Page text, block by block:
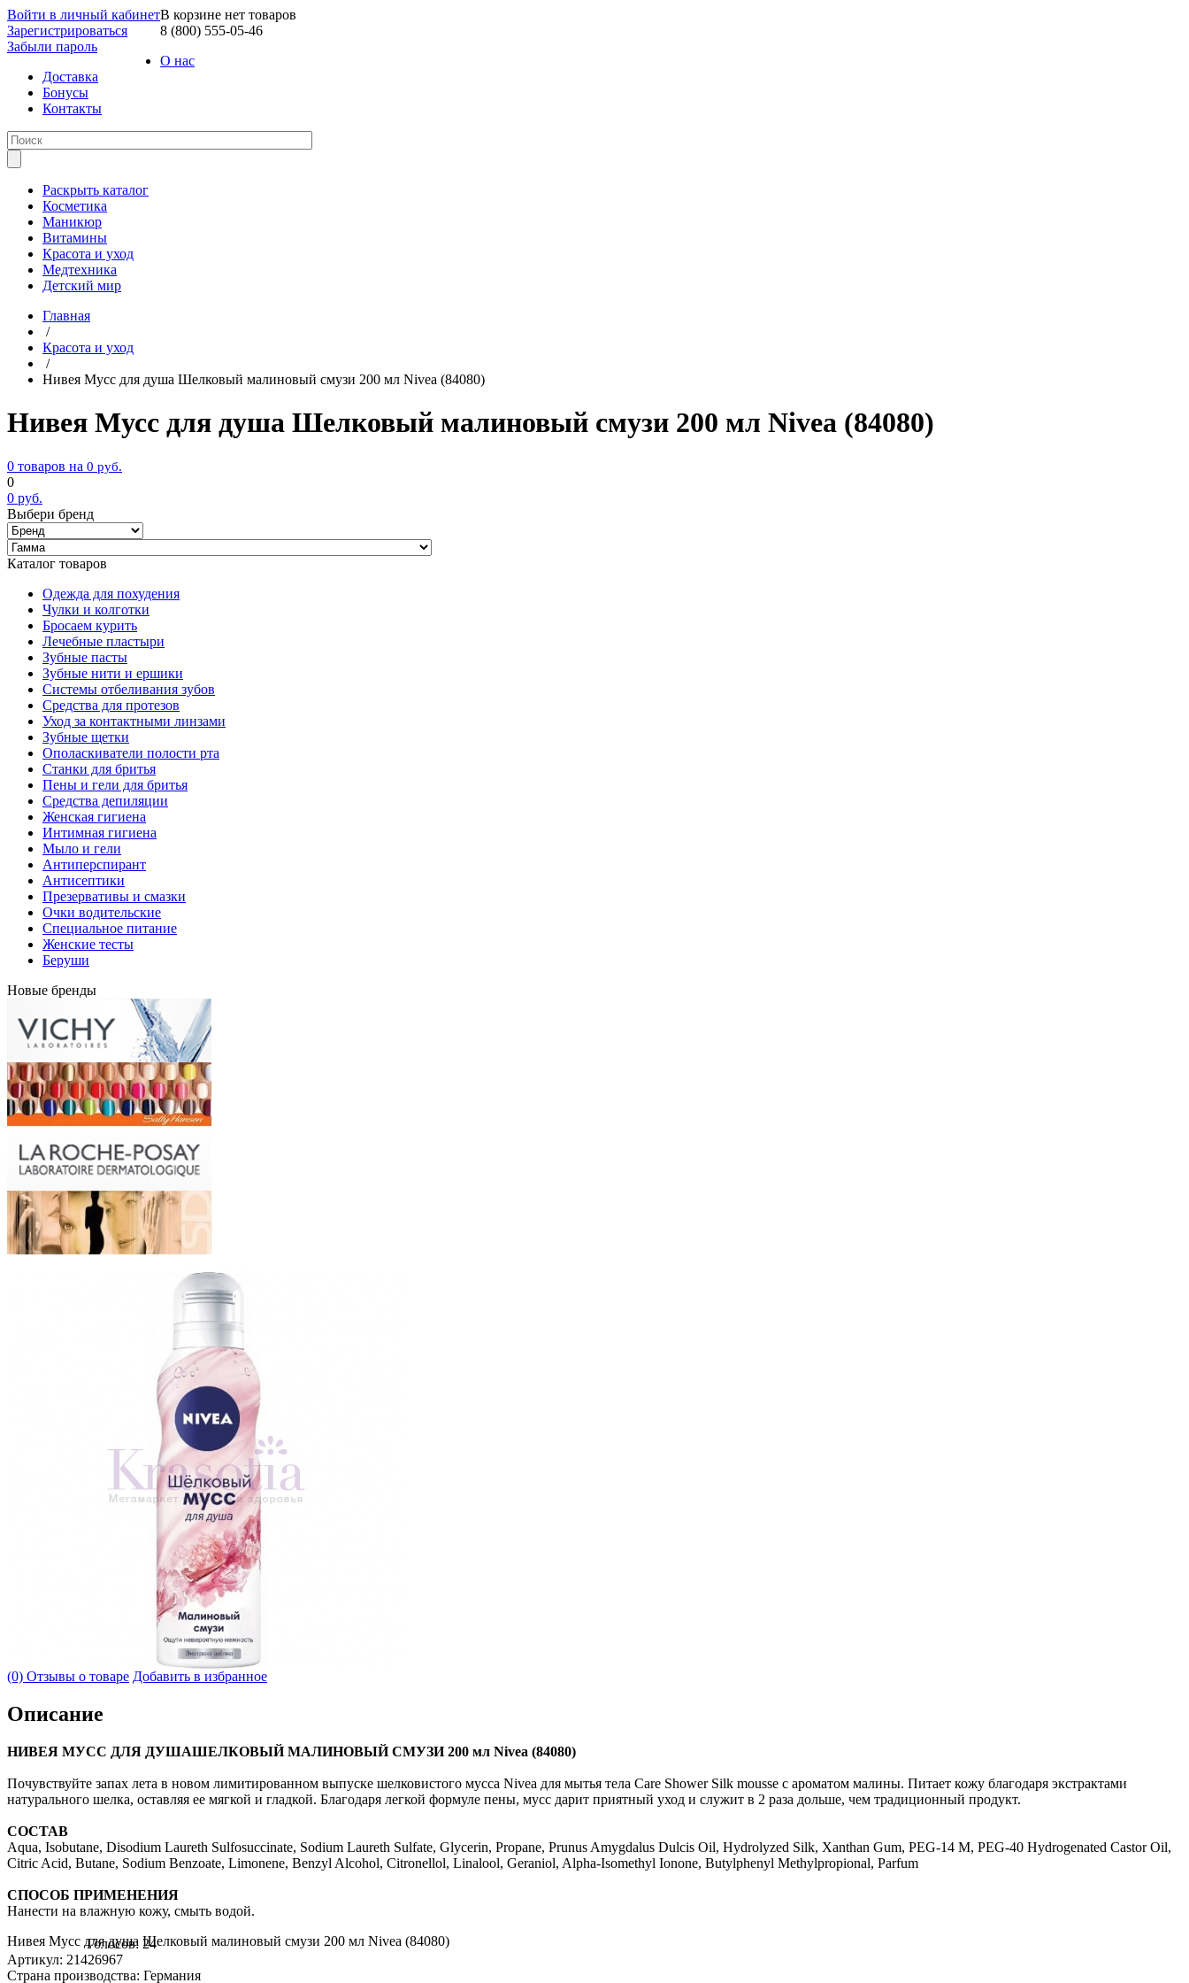
Войти в личный кабинет
Зарегистрироваться
Забыли пароль
В корзине нет товаров
8 (800) 555-05-46
О нас
Доставка
Бонусы
Контакты
Раскрыть каталог
Косметика
Маникюр
Витамины
Красота и уход
Медтехника
Детский мир
Главная
/
Красота и уход
/
Нивея Мусс для душа Шелковый малиновый смузи 200 мл Nivea (84080)
Нивея Мусс для душа Шелковый малиновый смузи 200 мл Nivea (84080)
0 товаров на 0 руб.
0
0 руб.
Выбери бренд
Каталог товаров
Одежда для похудения
Чулки и колготки
Бросаем курить
Лечебные пластыри
Зубные пасты
Зубные нити и ершики
Системы отбеливания зубов
Средства для протезов
Уход за контактными линзами
Зубные щетки
Ополаскиватели полости рта
Станки для бритья
Пены и гели для бритья
Средства депиляции
Женская гигиена
Интимная гигиена
Мыло и гели
Антиперспирант
Антисептики
Презервативы и смазки
Очки водительские
Специальное питание
Женские тесты
Беруши
Новые бренды
(0) Отзывы о товаре Добавить в избранное
Описание
НИВЕЯ МУСС ДЛЯ ДУШАШЕЛКОВЫЙ МАЛИНОВЫЙ СМУЗИ 200 мл Nivea (84080)
Почувствуйте запах лета в новом лимитированном выпуске шелковистого мусса Nivea для мытья тела Care Shower Silk mousse с ароматом малины. Питает кожу благодаря экстрактами
натурального шелка, оставляя ее мягкой и гладкой. Благодаря легкой формуле пены, мусс дарит приятный уход и служит в 2 раза дольше, чем традиционный продукт.
СОСТАВ
Aqua, Isobutane, Disodium Laureth Sulfosuccinate, Sodium Laureth Sulfate, Glycerin, Propane, Prunus Amygdalus Dulcis Oil, Hydrolyzed Silk, Xanthan Gum, PEG-14 M, PEG-40 Hydrogenated Castor Oil,
Citric Acid, Butane, Sodium Benzoate, Limonene, Benzyl Alcohol, Citronellol, Linalool, Geraniol, Alpha-Isomethyl Ionone, Butylphenyl Methylpropional, Parfum
СПОСОБ ПРИМЕНЕНИЯ
Нанести на влажную кожу, смыть водой.
Нивея Мусс для душа Шелковый малиновый смузи 200 мл Nivea (84080)
Голосов: 24
Артикул: 21426967
Страна производства: Германия